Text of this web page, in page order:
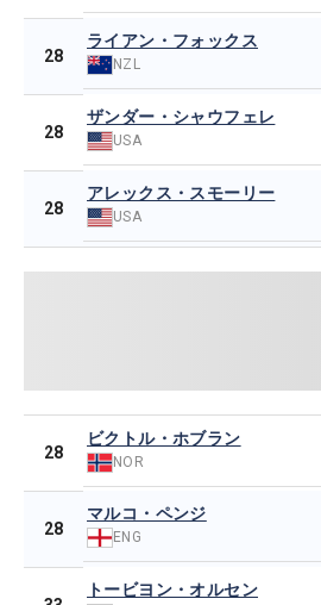
28
ライアン・フォックス
NZL
28
ザンダー・シャウフェレ
USA
28
アレックス・スモーリー
USA
28
ビクトル・ホブラン
NOR
28
マルコ・ペンジ
ENG
トービヨン・オルセン